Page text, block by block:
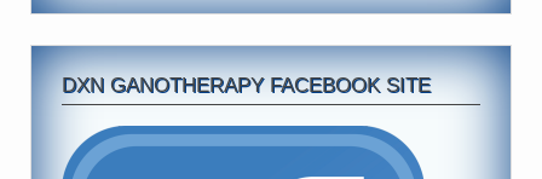
DXN GANOTHERAPY FACEBOOK SITE